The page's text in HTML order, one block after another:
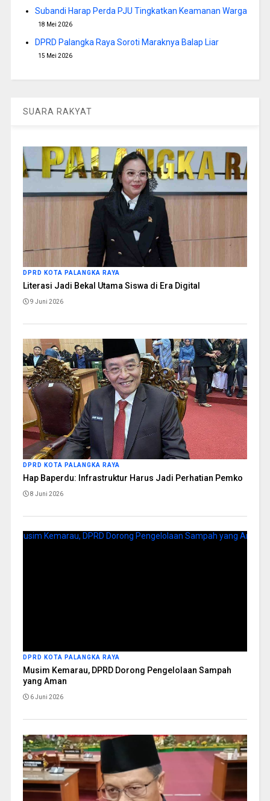
Subandi Harap Perda PJU Tingkatkan Keamanan Warga
18 Mei 2026
DPRD Palangka Raya Soroti Maraknya Balap Liar
15 Mei 2026
SUARA RAKYAT
DPRD KOTA PALANGKA RAYA
Literasi Jadi Bekal Utama Siswa di Era Digital
9 Juni 2026
DPRD KOTA PALANGKA RAYA
Hap Baperdu: Infrastruktur Harus Jadi Perhatian Pemko
8 Juni 2026
DPRD KOTA PALANGKA RAYA
Musim Kemarau, DPRD Dorong Pengelolaan Sampah
yang Aman
6 Juni 2026